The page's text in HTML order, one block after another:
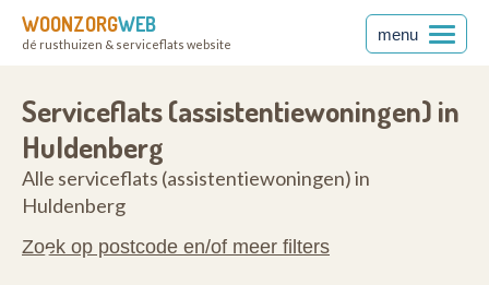
WOONZORGWEB
dé rusthuizen & serviceflats website
menu
Serviceflats (assistentiewoningen) in
Huldenberg
Alle serviceflats (assistentiewoningen) in
Huldenberg
Zoek op postcode en/of meer filters